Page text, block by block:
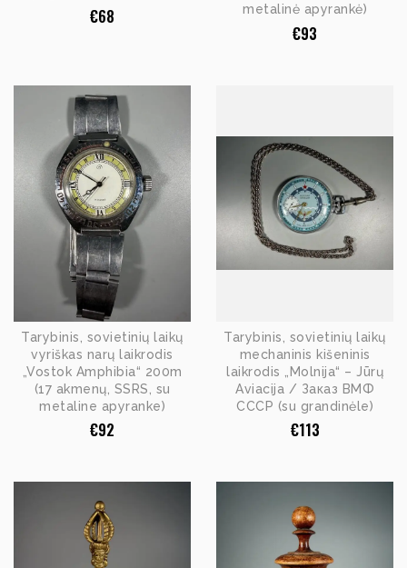
€68
metalinė apyrankė)
€93
Tarybinis, sovietinių laikų
vyriškas narų laikrodis
„Vostok Amphibia“ 200m
(17 akmenų, SSRS, su
metaline apyranke)
€92
Tarybinis, sovietinių laikų
mechaninis kišeninis
laikrodis „Molnija“ – Jūrų
Aviacija / Заказ ВМФ
СССР (su grandinėle)
€113